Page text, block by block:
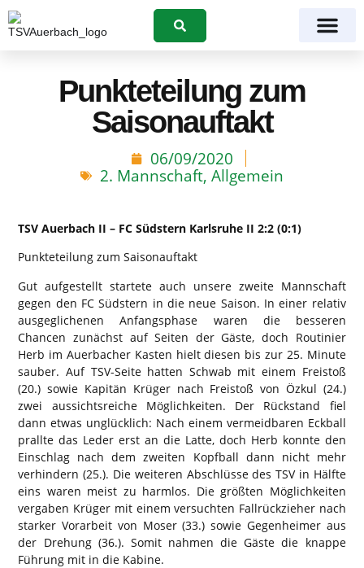
Suchen
Punkteteilung zum
Saisonauftakt
06/09/2020
2. Mannschaft, Allgemein
TSV Auerbach II – FC Südstern Karlsruhe II 2:2 (0:1)
Punkteteilung zum Saisonauftakt
Gut aufgestellt startete auch unsere zweite Mannschaft
gegen den FC Südstern in die neue Saison. In einer relativ
ausgeglichenen Anfangsphase waren die besseren
Chancen zunächst auf Seiten der Gäste, doch Routinier
Herb im Auerbacher Kasten hielt diesen bis zur 25. Minute
sauber. Auf TSV-Seite hatten Schwab mit einem Freistoß
(20.) sowie Kapitän Krüger nach Freistoß von Özkul (24.)
zwei aussichtsreiche Möglichkeiten. Der Rückstand fiel
dann etwas unglücklich: Nach einem vermeidbaren Eckball
prallte das Leder erst an die Latte, doch Herb konnte den
Einschlag nach dem zweiten Kopfball dann nicht mehr
verhindern (25.). Die weiteren Abschlüsse des TSV in Hälfte
eins waren meist zu harmlos. Die größten Möglichkeiten
vergaben Krüger mit einem versuchten Fallrückzieher nach
starker Vorarbeit von Moser (33.) sowie Gegenheimer aus
der Drehung (36.). Somit nahmen die Gäste die knappe
Führung mit in die Kabine.